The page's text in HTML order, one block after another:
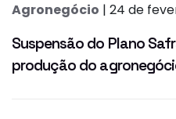
Agronegócio | 24 de
Suspensão do Plano
produção do